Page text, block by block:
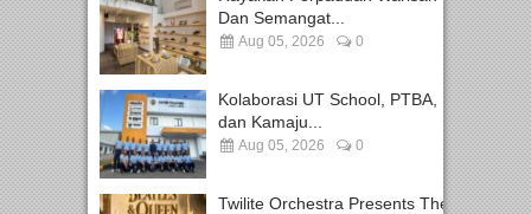
Dan Semangat...
Aug 05, 2026 0
Kolaborasi UT School, PTBA,
dan Kamaju...
Aug 05, 2026 0
Twilite Orchestra Presents The